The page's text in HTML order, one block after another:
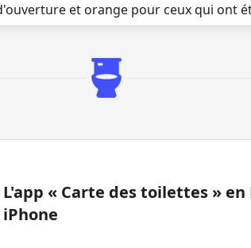
et orange pour ceux qui ont
L'app « Carte des toilettes »
iPhone